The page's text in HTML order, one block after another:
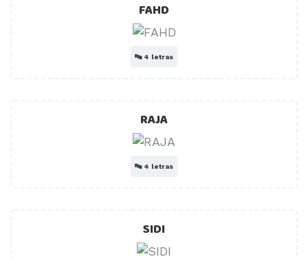
FAHD
🔤 4 letras
RAJA
🔤 4 letras
SIDI